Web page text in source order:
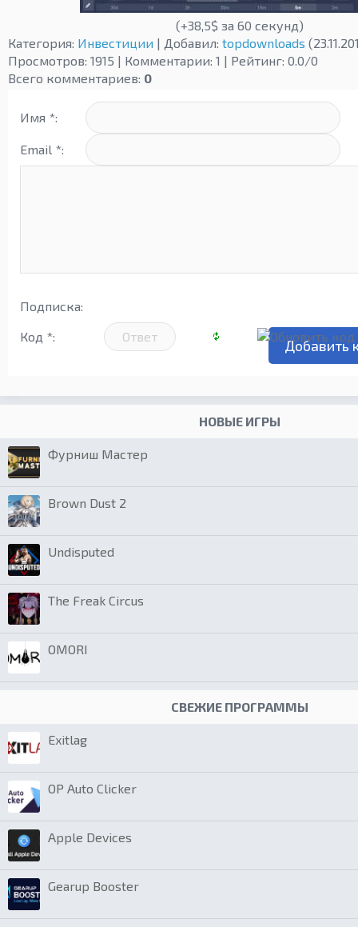
(+38,5$ за 60 секунд)
Категория: Инвестиции | Добавил: topdownloads
Просмотров: 1915 | Комментарии: 1 | Рейтинг: 0.0/0
Всего комментариев: 0
Имя *:
Email *:
Подписка:
Код *:
НОВЫЕ ИГРЫ
Фурниш Мастер
Brown Dust 2
Undisputed
The Freak Circus
OMORI
СВЕЖИЕ ПРОГРАММЫ
Exitlag
OP Auto Clicker
Apple Devices
Gearup Booster